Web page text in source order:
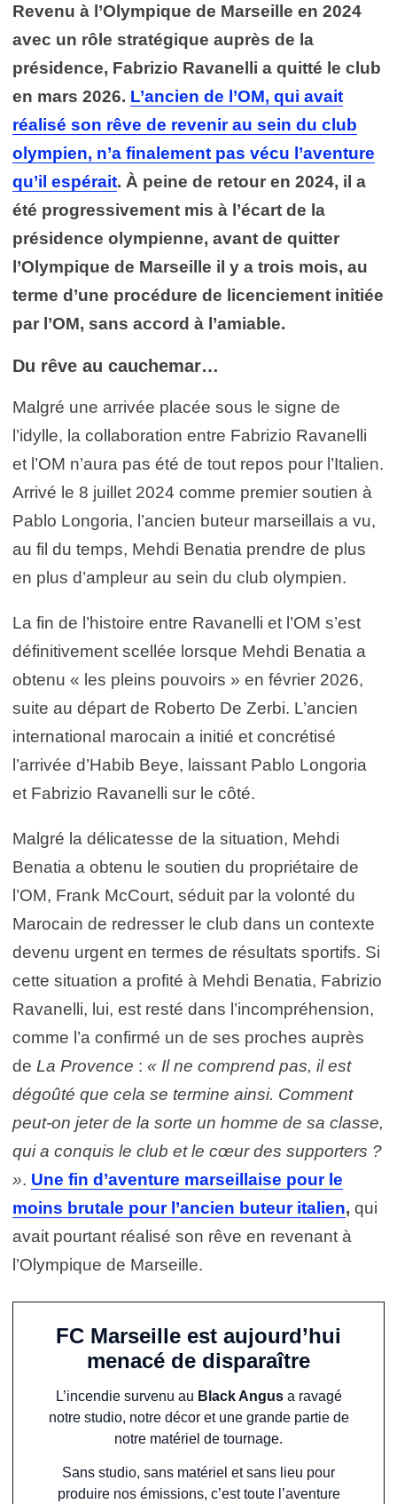
Revenu à l’Olympique de Marseille en 2024
avec un rôle stratégique auprès de la
présidence, Fabrizio Ravanelli a quitté le club
en mars 2026. L’ancien de l’OM, qui avait
réalisé son rêve de revenir au sein du club
olympien, n’a finalement pas vécu l’aventure
qu’il espérait. À peine de retour en 2024, il a
été progressivement mis à l’écart de la
présidence olympienne, avant de quitter
l’Olympique de Marseille il y a trois mois, au
terme d’une procédure de licenciement initiée
par l’OM, sans accord à l’amiable.
Du rêve au cauchemar…
Malgré une arrivée placée sous le signe de
l’idylle, la collaboration entre Fabrizio Ravanelli
et l’OM n’aura pas été de tout repos pour l’Italien.
Arrivé le 8 juillet 2024 comme premier soutien à
Pablo Longoria, l’ancien buteur marseillais a vu,
au fil du temps, Mehdi Benatia prendre de plus
en plus d’ampleur au sein du club olympien.
La fin de l’histoire entre Ravanelli et l’OM s’est
définitivement scellée lorsque Mehdi Benatia a
obtenu « les pleins pouvoirs » en février 2026,
suite au départ de Roberto De Zerbi. L’ancien
international marocain a initié et concrétisé
l’arrivée d’Habib Beye, laissant Pablo Longoria
et Fabrizio Ravanelli sur le côté.
Malgré la délicatesse de la situation, Mehdi
Benatia a obtenu le soutien du propriétaire de
l’OM, Frank McCourt, séduit par la volonté du
Marocain de redresser le club dans un contexte
devenu urgent en termes de résultats sportifs. Si
cette situation a profité à Mehdi Benatia, Fabrizio
Ravanelli, lui, est resté dans l’incompréhension,
comme l’a confirmé un de ses proches auprès
de La Provence : « Il ne comprend pas, il est
dégoûté que cela se termine ainsi. Comment
peut-on jeter de la sorte un homme de sa classe,
qui a conquis le club et le cœur des supporters ?
». Une fin d’aventure marseillaise pour le
moins brutale pour l’ancien buteur italien, qui
avait pourtant réalisé son rêve en revenant à
l’Olympique de Marseille.
FC Marseille est aujourd’hui
menacé de disparaître
L’incendie survenu au Black Angusa ravagé
notre studio, notre décor et une grande partie de
notre matériel de tournage.
Sans studio, sans matériel et sans lieu pour
produire nos émissions, c’est toute l’aventure